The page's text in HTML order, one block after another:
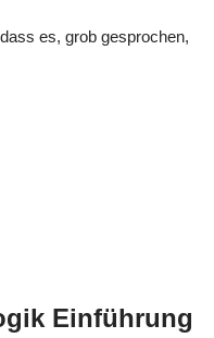
es, grob gesprochen,
Einführung